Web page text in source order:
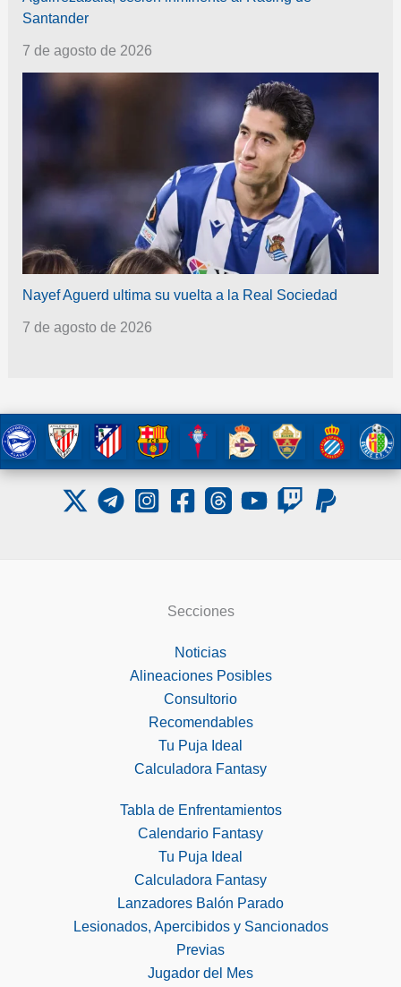
Santander
7 de agosto de 2026
Nayef Aguerd ultima su vuelta a la Real Sociedad
7 de agosto de 2026
Secciones
Noticias
Alineaciones Posibles
Consultorio
Recomendables
Tu Puja Ideal
Calculadora Fantasy
Tabla de Enfrentamientos
Calendario Fantasy
Tu Puja Ideal
Calculadora Fantasy
Lanzadores Balón Parado
Lesionados, Apercibidos y Sancionados
Previas
Jugador del Mes